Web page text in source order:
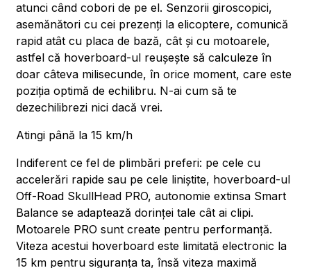
atunci când cobori de pe el. Senzorii giroscopici,
asemănători cu cei prezenți la elicoptere, comunică
rapid atât cu placa de bază, cât și cu motoarele,
astfel că hoverboard-ul reușește să calculeze în
doar câteva milisecunde, în orice moment, care este
poziția optimă de echilibru. N-ai cum să te
dezechilibrezi nici dacă vrei.
Atingi până la 15 km/h
Indiferent ce fel de plimbări preferi: pe cele cu
accelerări rapide sau pe cele liniștite, hoverboard-ul
Off-Road SkullHead PRO, autonomie extinsa Smart
Balance se adaptează dorinței tale cât ai clipi.
Motoarele PRO sunt create pentru performanță.
Viteza acestui hoverboard este limitată electronic la
15 km pentru siguranța ta, însă viteza maximă